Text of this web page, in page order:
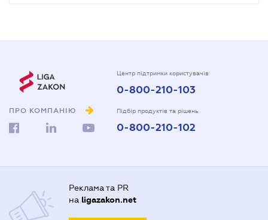
ПРО КОМПАНІЮ
Центр підтримки користувачів
0-800-210-103
Підбір продуктів та рішень
0-800-210-102
Реклама та PR
на ligazakon.net